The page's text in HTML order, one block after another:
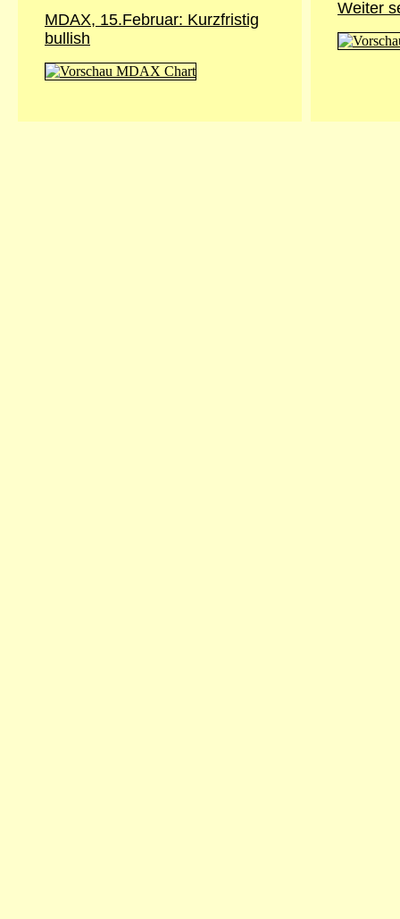
MDAX, 15.Februar: Kurzfristig
bullish
Weiter